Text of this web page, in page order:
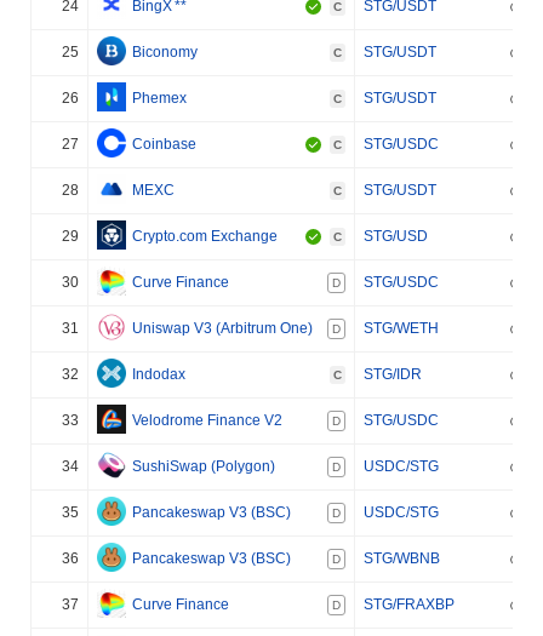
24 BingX** C STG/USDT
25 Biconomy C STG/USDT
26 Phemex C STG/USDT
27 Coinbase C STG/USDC
28 MEXC C STG/USDT
29 Crypto.com Exchange C STG/USD
30 Curve Finance D STG/USDC
31 Uniswap V3 (Arbitrum One) D STG/WETH
32 Indodax C STG/IDR
33 Velodrome Finance V2 D STG/USDC
34 SushiSwap (Polygon) D USDC/STG
35 Pancakeswap V3 (BSC) D USDC/STG
36 Pancakeswap V3 (BSC) D STG/WBNB
37 Curve Finance D STG/FRAXBP